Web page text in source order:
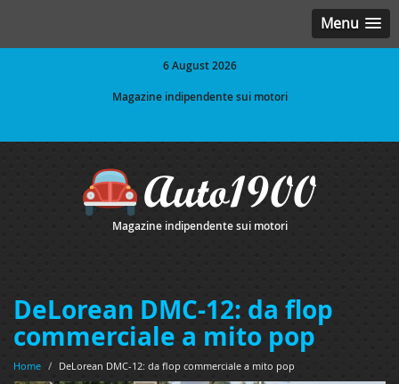
Menu
6 August 2026
Magazine indipendente sui motori
Magazine indipendente sui motori
DeLorean DMC-12: da flop
commerciale a mito pop
Home / DeLorean DMC-12: da flop commerciale a mito pop